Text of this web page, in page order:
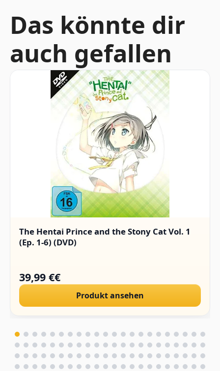
Das könnte dir
auch gefallen
The Hentai Prince and the Stony Cat Vol. 1
(Ep. 1-6) (DVD)
39,99 €€
Produkt ansehen